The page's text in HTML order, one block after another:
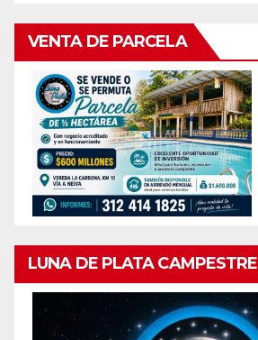
VENTA DE PARCELA
LUNA DE PLATA CAMPESTRE